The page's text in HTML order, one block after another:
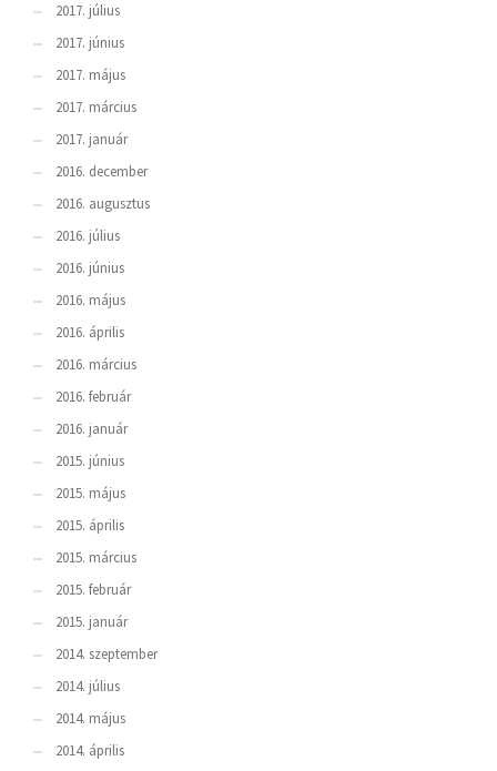
2017. július
2017. június
2017. május
2017. március
2017. január
2016. december
2016. augusztus
2016. július
2016. június
2016. május
2016. április
2016. március
2016. február
2016. január
2015. június
2015. május
2015. április
2015. március
2015. február
2015. január
2014. szeptember
2014. július
2014. május
2014. április